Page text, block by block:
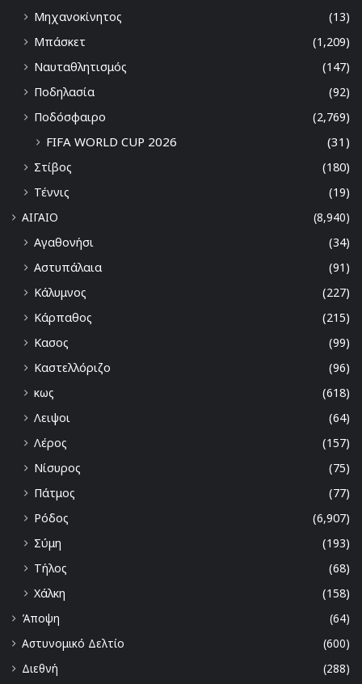
Μηχανοκίνητος
(13)
Μπάσκετ
(1,209)
Ναυταθλητισμός
(147)
Ποδηλασία
(92)
Ποδόσφαιρο
(2,769)
FIFA WORLD CUP 2026 (31)
Στίβος
(180)
Τέννις
(19)
ΑΙΓΑΙΟ
(8,940)
Αγαθονήσι
(34)
Αστυπάλαια
(91)
Κάλυμνος
(227)
Κάρπαθος
(215)
Κασος
(99)
Καστελλόριζο
(96)
κως
(618)
Λειψοι
(64)
Λέρος
(157)
Νίσυρος
(75)
Πάτμος
(77)
Ρόδος
(6,907)
Σύμη
(193)
Τήλος
(68)
Χάλκη
(158)
Άποψη
(64)
Αστυνομικό Δελτίο
(600)
Διεθνή
(288)